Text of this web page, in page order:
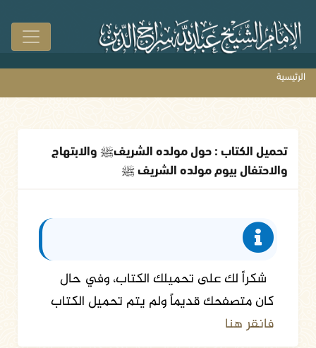
الرئيسية
تحميل الكتاب : حول مولده الشريفﷺ والابتهاج
والاحتفال بيوم مولده الشريف ﷺ
شكراً لك على تحميلك الكتاب، وفي حال
كان متصفحك قديماً ولم يتم تحميل الكتاب
فانقر هنا